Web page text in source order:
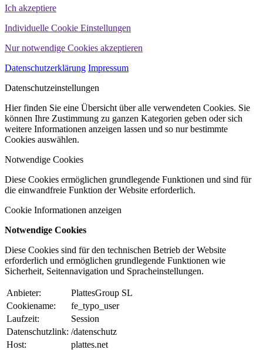
Ich akzeptiere
Individuelle Cookie Einstellungen
Nur notwendige Cookies akzeptieren
Datenschutzerklärung Impressum
Datenschutzeinstellungen
Hier finden Sie eine Übersicht über alle verwendeten Cookies. Sie
können Ihre Zustimmung zu ganzen Kategorien geben oder sich
weitere Informationen anzeigen lassen und so nur bestimmte
Cookies auswählen.
Notwendige Cookies
Diese Cookies ermöglichen grundlegende Funktionen und sind für
die einwandfreie Funktion der Website erforderlich.
Cookie Informationen anzeigen
Notwendige Cookies
Diese Cookies sind für den technischen Betrieb der Website
erforderlich und ermöglichen grundlegende Funktionen wie
Sicherheit, Seitennavigation und Spracheinstellungen.
Anbieter:
PlattesGroup SL
Cookiename:
fe_typo_user
Laufzeit:
Session
Datenschutzlink: /datenschutz
Host:
plattes.net